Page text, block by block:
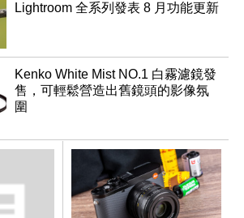
Lightroom 全系列發表 8 月功能更新
Kenko White Mist NO.1 白霧濾鏡發
售，可輕鬆營造出舊鏡頭的影像氛
圍